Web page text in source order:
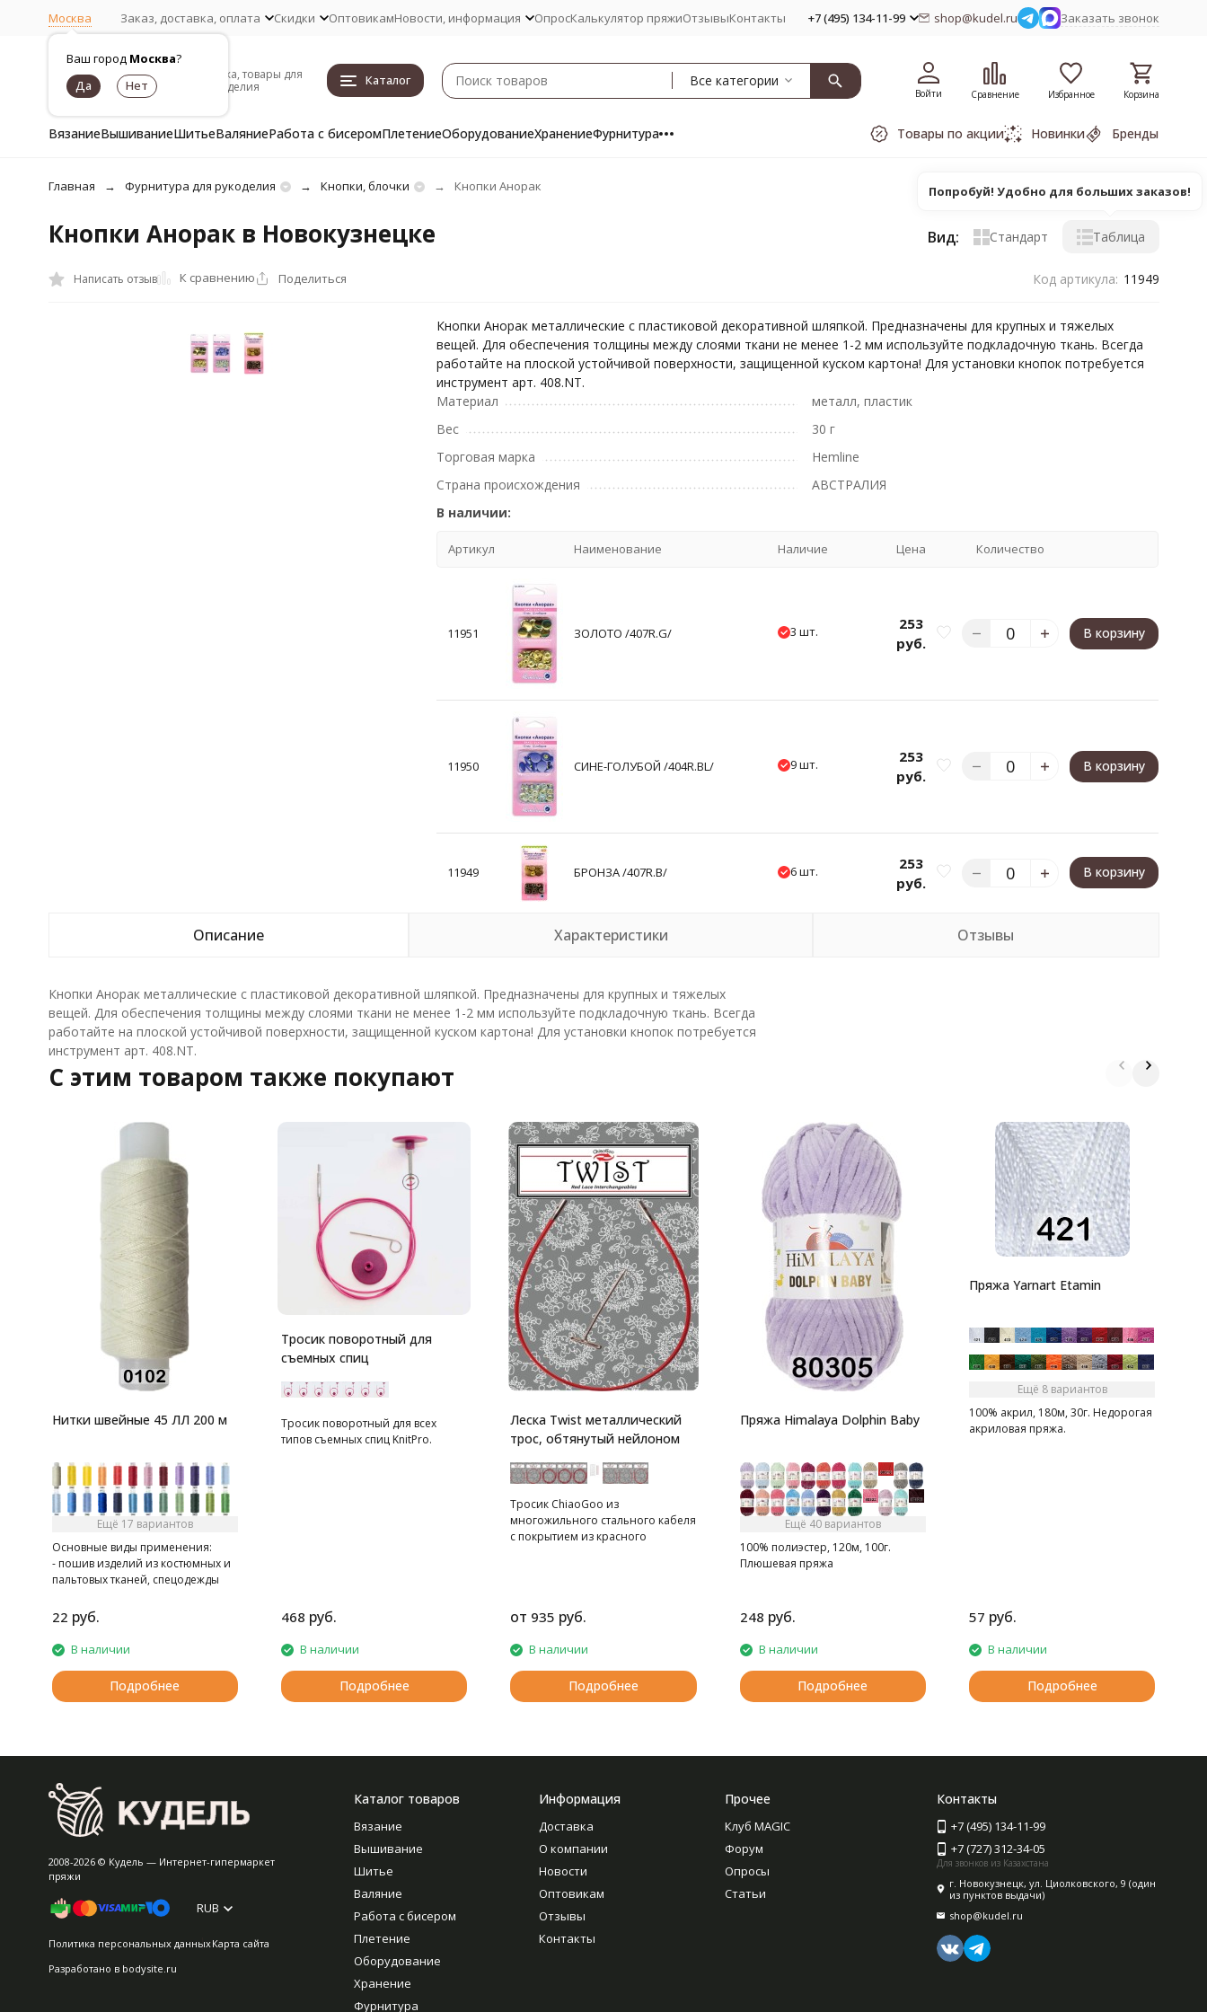
Москва
Ваш город Москва?
Заказ, доставка, оплата Скидки ОптовикамНовости, информация ОпросКалькулятор пряжиОтзывыКонтакты +7 (495) 134-11-99 shop@kudel.ru Заказать звонок
Пряжа, товары для
рукоделия
Каталог Все категории
Войти Сравнение Избранное Корзина
ВязаниеВышиваниеШитьеВаляниеРабота с бисеромПлетениеОборудованиеХранениеФурнитура Товары по акции Новинки Бренды
Главная Фурнитура для рукоделия Кнопки, блочки Кнопки Анорак
Кнопки Анорак в Новокузнецке Вид: Стандарт Таблица
Написать отзыв К сравнению Поделиться Код артикула: 11949
Кнопки Анорак металлические с пластиковой декоративной шляпкой. Предназначены для крупных и тяжелых
вещей. Для обеспечения толщины между слоями ткани не менее 1-2 мм используйте подкладочную ткань. Всегда
работайте на плоской устойчивой поверхности, защищенной куском картона! Для установки кнопок потребуется
инструмент арт. 408.NT.
Материал
металл, пластик
Вес
30 г
Торговая марка
Hemline
Страна происхождения
АВСТРАЛИЯ
В наличии:
Артикул Наименование Наличие Цена Количество
11951 ЗОЛОТО /407R.G/ 3 шт.
253
руб.
В корзину
11950 СИНЕ-ГОЛУБОЙ /404R.BL/ 9 шт.
253
руб.
В корзину
11949 БРОНЗА /407R.B/ 6 шт.
253
руб.
В корзину
Описание Характеристики Отзывы
Кнопки Анорак металлические с пластиковой декоративной шляпкой. Предназначены для крупных и тяжелых
вещей. Для обеспечения толщины между слоями ткани не менее 1-2 мм используйте подкладочную ткань. Всегда
работайте на плоской устойчивой поверхности, защищенной куском картона! Для установки кнопок потребуется
инструмент арт. 408.NT.
C этим товаром также покупают
Нитки швейные 45 ЛЛ 200 м
Ещё 17 вариантов
Основные виды применения:
- пошив изделий из костюмных и
пальтовых тканей, спецодежды
скреплении книг в типографии
22 руб.
В наличии
Подробнее
Тросик поворотный для
съемных спиц
Тросик поворотный для всех
типов съемных спиц KnitPro.
468 руб.
В наличии
Подробнее
Леска Twist металлический
трос, обтянутый нейлоном
Тросик ChiaoGoo из
многожильного стального кабеля
с покрытием из красного
от 935 руб.
В наличии
Подробнее
Пряжа Himalaya Dolphin Baby
Ещё 40 вариантов
100% полиэстер, 120м, 100г.
Плюшевая пряжа
248 руб.
В наличии
Подробнее
Пряжа Yarnart Etamin
Ещё 8 вариантов
100% акрил, 180м, 30г. Недорогая
акриловая пряжа.
57 руб.
В наличии
Подробнее
2008-2026 © Кудель — Интернет-гипермаркет
пряжи
RUB
Политика персональных данныхКарта сайта
Разработано в bodysite.ru
Каталог товаров
Вязание
Вышивание
Шитье
Валяние
Работа с бисером
Плетение
Оборудование
Хранение
Фурнитура
Информация
Доставка
О компании
Новости
Оптовикам
Отзывы
Контакты
Прочее
Клуб MAGIC
Форум
Опросы
Статьи
Контакты
+7 (495) 134-11-99
+7 (727) 312-34-05
Для звонков из Казахстана
г. Новокузнецк, ул. Циолковского, 9 (один
из пунктов выдачи)
shop@kudel.ru
Попробуй! Удобно для больших заказов!